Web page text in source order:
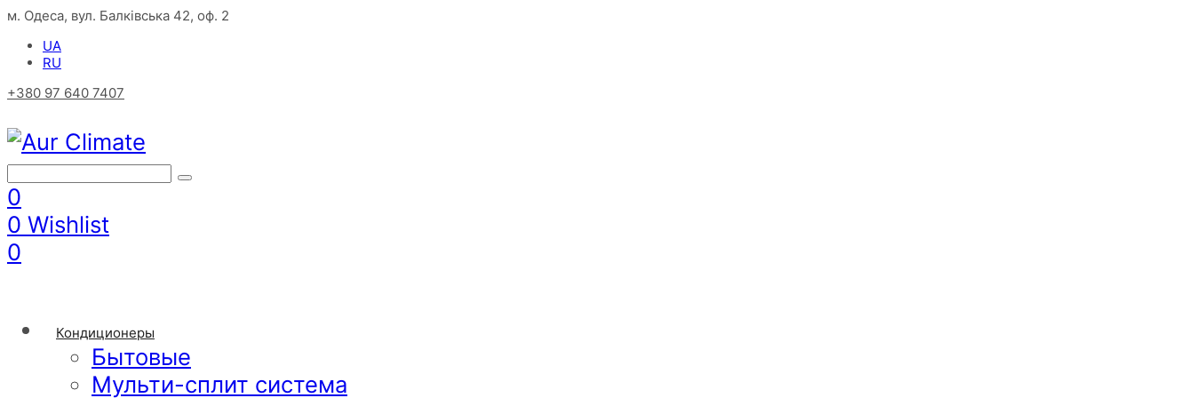
м. Одеса, вул. Балківська 42, оф. 2
UA
RU
+380 97 640 7407
0
0 Wishlist
0
Кондиционеры
Бытовые
Мульти-сплит система